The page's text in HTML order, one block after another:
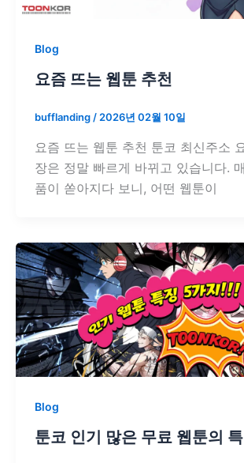
Blog
요즘 뜨는 웹툰 추천
bufflanding/2026년 02월 10일
요즘 뜨는 웹툰 추천 툰코 최신주소
장은 정말 빠르게 바뀌고 있습니다.
품이 쏟아지다 보니, 어떤 웹툰이
Blog
툰코 인기 많은 무료 웹툰의